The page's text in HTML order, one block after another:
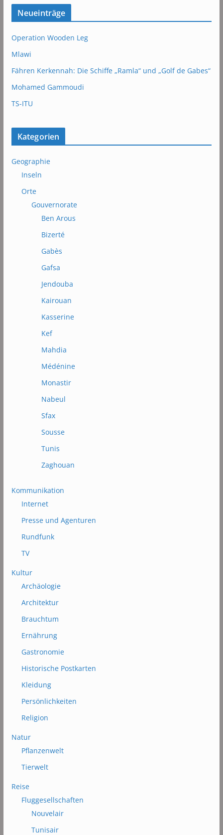
Neueinträge
Operation Wooden Leg
Mlawi
Fähren Kerkennah: Die Schiffe „Ramla“ und „Golf de Gabes“
Mohamed Gammoudi
TS-ITU
Kategorien
Geographie
Inseln
Orte
Gouvernorate
Ben Arous
Bizerté
Gabès
Gafsa
Jendouba
Kairouan
Kasserine
Kef
Mahdia
Médénine
Monastir
Nabeul
Sfax
Sousse
Tunis
Zaghouan
Kommunikation
Internet
Presse und Agenturen
Rundfunk
TV
Kultur
Archäologie
Architektur
Brauchtum
Ernährung
Gastronomie
Historische Postkarten
Kleidung
Persönlichkeiten
Religion
Natur
Pflanzenwelt
Tierwelt
Reise
Fluggesellschaften
Nouvelair
Tunisair